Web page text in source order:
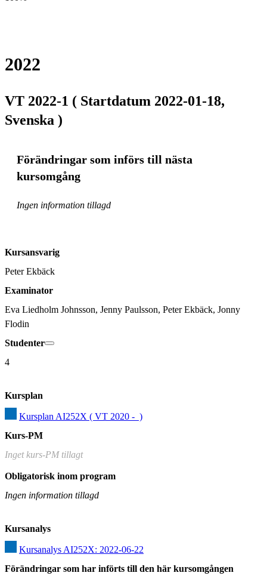
2022
VT 2022-1 ( Startdatum 2022-01-18,
Svenska )
Förändringar som införs till nästa
kursomgång
Ingen information tillagd
Kursansvarig
Peter Ekbäck
Examinator
Eva Liedholm Johnsson, Jenny Paulsson, Peter Ekbäck, Jonny
Flodin
Studenter
4
Kursplan
Kursplan AI252X ( VT 2020 -  )
Kurs-PM
Inget kurs-PM tillagt
Obligatorisk inom program
Ingen information tillagd
Kursanalys
Kursanalys AI252X: 2022-06-22
Förändringar som har införts till den här kursomgången